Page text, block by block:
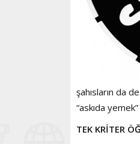
şahısların da
“askıda
TEK KRİTER